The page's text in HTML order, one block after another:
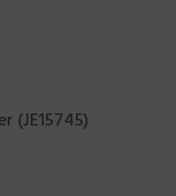
(JE15745)